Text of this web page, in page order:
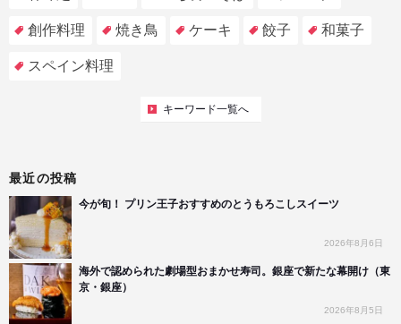
創作料理 焼き鳥 ケーキ 餃子 和菓子
スペイン料理
キーワード一覧へ
最近の投稿
今が旬！ プリン王子おすすめのとうもろこしスイーツ
2026年8月6日
海外で認められた劇場型おまかせ寿司。銀座で新たな幕開け（東
京・銀座）
2026年8月5日